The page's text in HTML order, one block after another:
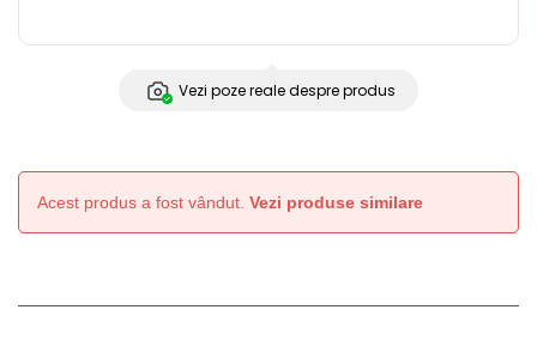
Vezi poze reale despre produs
Acest produs a fost vândut. Vezi produse similare